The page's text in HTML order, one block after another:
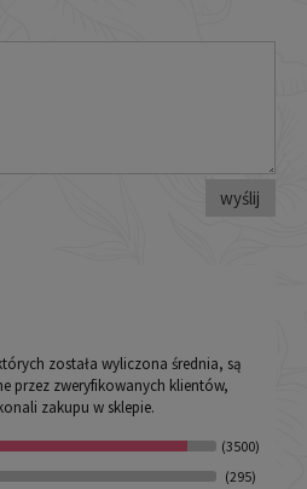
wyślij
została wyliczona średnia, są
przez zweryfikowanych klientów,
zakupu w sklepie.
(3500)
(295)